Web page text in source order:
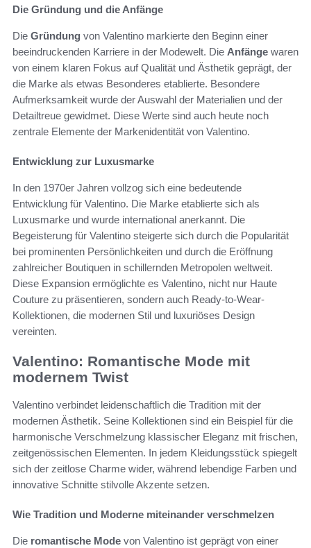
Die Gründung und die Anfänge
Die Gründung von Valentino markierte den Beginn einer
beeindruckenden Karriere in der Modewelt. Die Anfänge waren
von einem klaren Fokus auf Qualität und Ästhetik geprägt, der
die Marke als etwas Besonderes etablierte. Besondere
Aufmerksamkeit wurde der Auswahl der Materialien und der
Detailtreue gewidmet. Diese Werte sind auch heute noch
zentrale Elemente der Markenidentität von Valentino.
Entwicklung zur Luxusmarke
In den 1970er Jahren vollzog sich eine bedeutende
Entwicklung für Valentino. Die Marke etablierte sich als
Luxusmarke und wurde international anerkannt. Die
Begeisterung für Valentino steigerte sich durch die Popularität
bei prominenten Persönlichkeiten und durch die Eröffnung
zahlreicher Boutiquen in schillernden Metropolen weltweit.
Diese Expansion ermöglichte es Valentino, nicht nur Haute
Couture zu präsentieren, sondern auch Ready-to-Wear-
Kollektionen, die modernen Stil und luxuriöses Design
vereinten.
Valentino: Romantische Mode mit
modernem Twist
Valentino verbindet leidenschaftlich die Tradition mit der
modernen Ästhetik. Seine Kollektionen sind ein Beispiel für die
harmonische Verschmelzung klassischer Eleganz mit frischen,
zeitgenössischen Elementen. In jedem Kleidungsstück spiegelt
sich der zeitlose Charme wider, während lebendige Farben und
innovative Schnitte stilvolle Akzente setzen.
Wie Tradition und Moderne miteinander verschmelzen
Die romantische Mode von Valentino ist geprägt von einer